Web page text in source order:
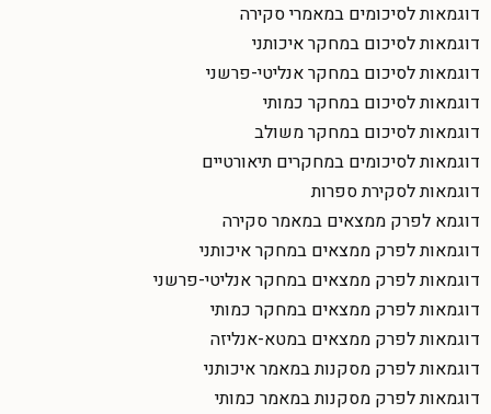
דוגמאות לסיכומים במאמרי סקירה
דוגמאות לסיכום במחקר איכותני
דוגמאות לסיכום במחקר אנליטי-פרשני
דוגמאות לסיכום במחקר כמותי
דוגמאות לסיכום במחקר משולב
דוגמאות לסיכומים במחקרים תיאורטיים
דוגמאות לסקירת ספרות
דוגמא לפרק ממצאים במאמר סקירה
דוגמאות לפרק ממצאים במחקר איכותני
דוגמאות לפרק ממצאים במחקר אנליטי-פרשני
דוגמאות לפרק ממצאים במחקר כמותי
דוגמאות לפרק ממצאים במטא-אנליזה
דוגמאות לפרק מסקנות במאמר איכותני
דוגמאות לפרק מסקנות במאמר כמותי